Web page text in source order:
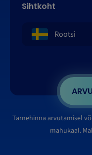
Sihtkoht
Tarnehinna arvutamisel
mahukaal.